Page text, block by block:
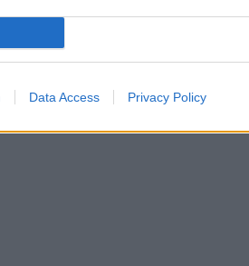
Data Access Privacy Policy